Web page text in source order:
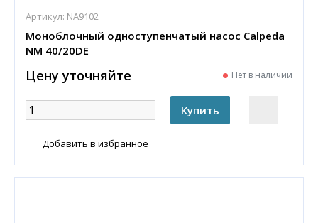
Артикул: NA9102
Моноблочный одноступенчатый насос Calpeda
NM 40/20DE
Цену уточняйте Нет в наличии
Добавить в избранное